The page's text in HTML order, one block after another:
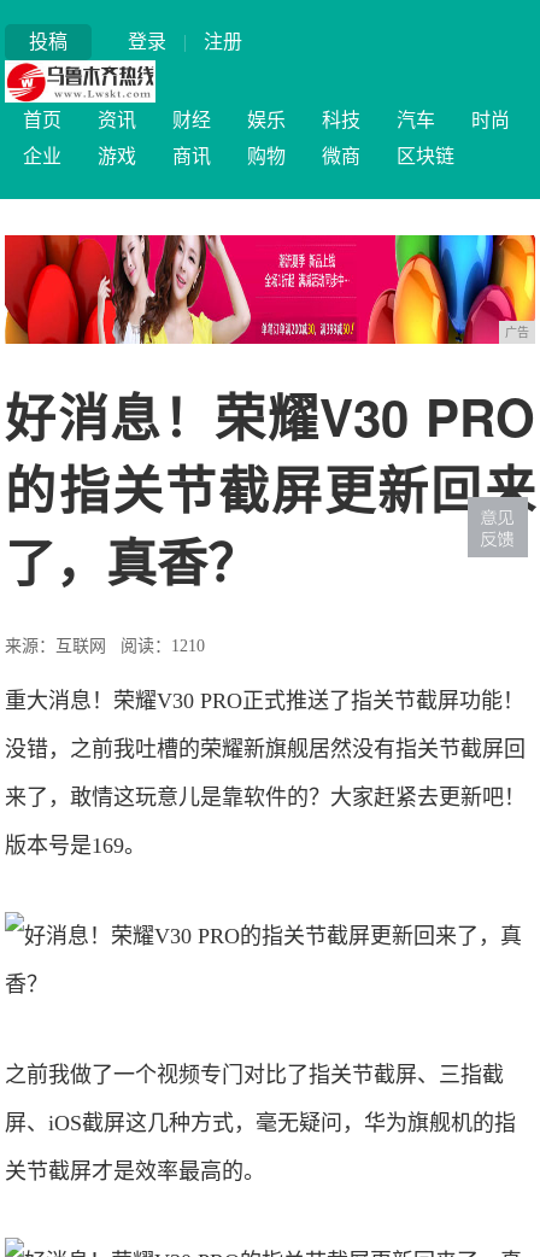
投稿 登录 | 注册
首页 资讯 财经 娱乐 科技 汽车
时尚
企业
游戏 商讯 购物 微商 区块链
广告
好消息！荣耀V30 PRO
的指关节截屏更新回来
了，真香？
来源：互联网 阅读：1210
重大消息！荣耀V30 PRO正式推送了指关节截屏功能！
没错，之前我吐槽的荣耀新旗舰居然没有指关节截屏回
来了，敢情这玩意儿是靠软件的？大家赶紧去更新吧！
版本号是169。
之前我做了一个视频专门对比了指关节截屏、三指截
屏、iOS截屏这几种方式，毫无疑问，华为旗舰机的指
关节截屏才是效率最高的。